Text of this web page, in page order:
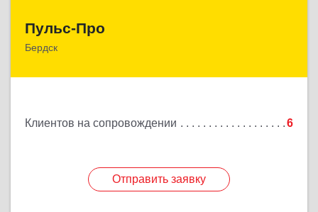
Пульс-Про
Бердск
Клиентов на сопровождении 6
Отправить заявку
633010, Новосибирская обл, Бердск, Ленина, дом
Отправить заявку